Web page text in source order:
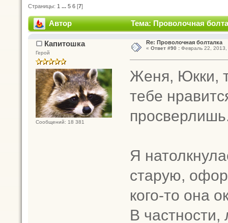
Страницы: 1 ... 5 6 [7]
Автор Тема: Проволочная
Капитошка
Герой
Сообщений: 18 381
Re: Проволочная болталка
« Ответ #90 :Февраль 22, 2013,
Женя, Юкки,
тебе
Я
старую,
кого-то она
В